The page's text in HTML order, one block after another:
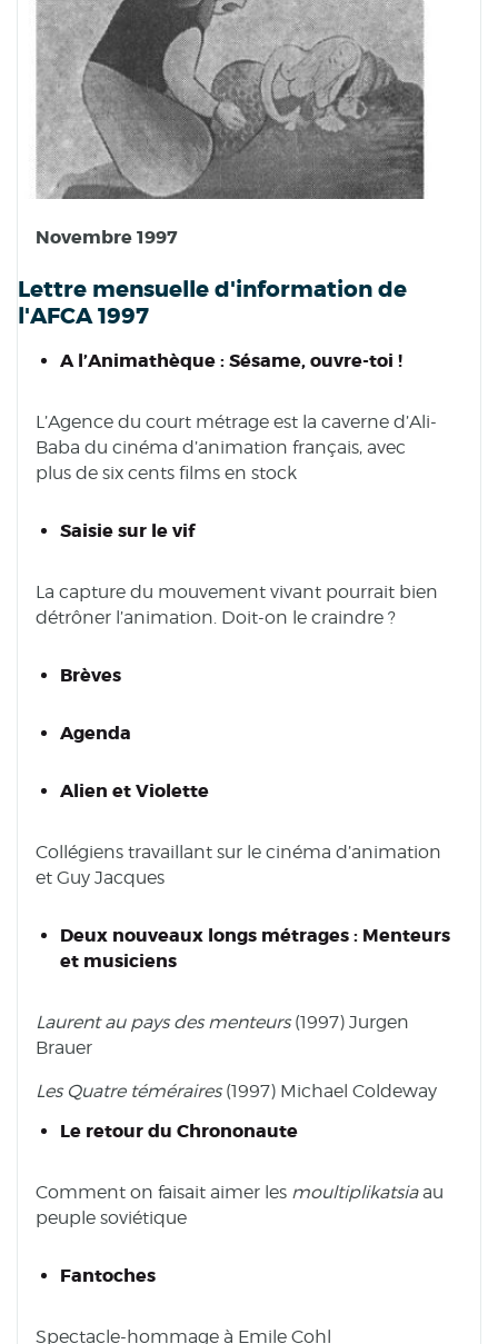
Novembre 1997
Lettre mensuelle d'information de
l'AFCA 1997
A l’Animathèque : Sésame, ouvre-toi !
L’Agence du court métrage est la caverne d’Ali-
Baba du cinéma d’animation français, avec
plus de six cents films en stock
Saisie sur le vif
La capture du mouvement vivant pourrait bien
détrôner l’animation. Doit-on le craindre ?
Brèves
Agenda
Alien et Violette
Collégiens travaillant sur le cinéma d’animation
et Guy Jacques
Deux nouveaux longs métrages : Menteurs
et musiciens
Laurent au pays des menteurs(1997) Jurgen
Brauer
Les Quatre téméraires(1997) Michael Coldeway
Le retour du Chrononaute
Comment on faisait aimer les moultiplikatsiaau
peuple soviétique
Fantoches
Spectacle-hommage à Emile Cohl